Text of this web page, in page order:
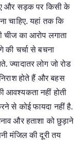
और सड़क पर किसी के
चाहिए. यहां तक ​​कि
का आरोप लगाता
की चर्चा से बचना
ज्यादातर लोग जो रोड
होते हैं और बहस
आवश्यकता नहीं होती
से कोई फायदा नहीं है.
और हताशा को छुड़ाने
मंजिल की दूरी तय